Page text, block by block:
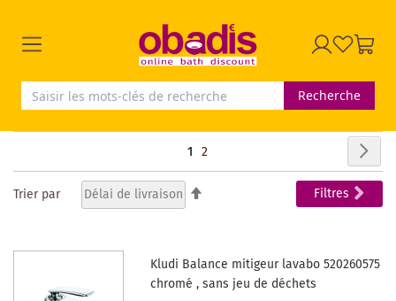
Recherche
Page
Vous
page
1 Page
2
Trier par Filtres
Kludi Balance mitigeur lavabo 520260575
chromé , sans jeu de déchets